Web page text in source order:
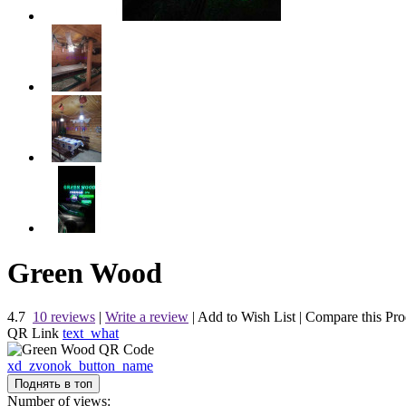
Green Wood
4.7 10 reviews | Write a review | Add to Wish List | Compare this
QR Link text_what
xd_zvonok_button_name
Поднять в топ
Number of views: